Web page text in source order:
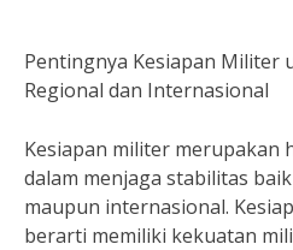
Pentingnya Kesiapan Militer
Regional dan Internasional
Kesiapan militer merupakan
dalam menjaga stabilitas
maupun internasional.
berarti memiliki kekuatan